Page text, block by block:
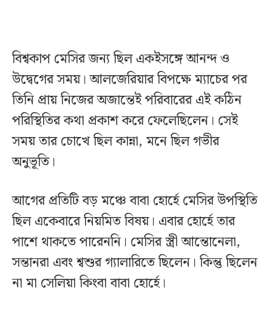
বিশ্বকাপ মেসির জন্য ছিল একইসঙ্গে আনন্দ ও
উদ্বেগের সময়। আলজেরিয়ার বিপক্ষে ম্যাচের পর
তিনি প্রায় নিজের অজান্তেই পরিবারের এই কঠিন
পরিস্থিতির কথা প্রকাশ করে ফেলেছিলেন। সেই
সময় তার চোখে ছিল কান্না, মনে ছিল গভীর
অনুভূতি।
আগের প্রতিটি বড় মঞ্চে বাবা হোর্হে মেসির উপস্থিতি
ছিল একেবারে নিয়মিত বিষয়। এবার হোর্হে তার
পাশে থাকতে পারেননি। মেসির স্ত্রী আন্তোনেলা,
সন্তানরা এবং শ্বশুর গ্যালারিতে ছিলেন। কিন্তু ছিলেন
না মা সেলিয়া কিংবা বাবা হোর্হে।